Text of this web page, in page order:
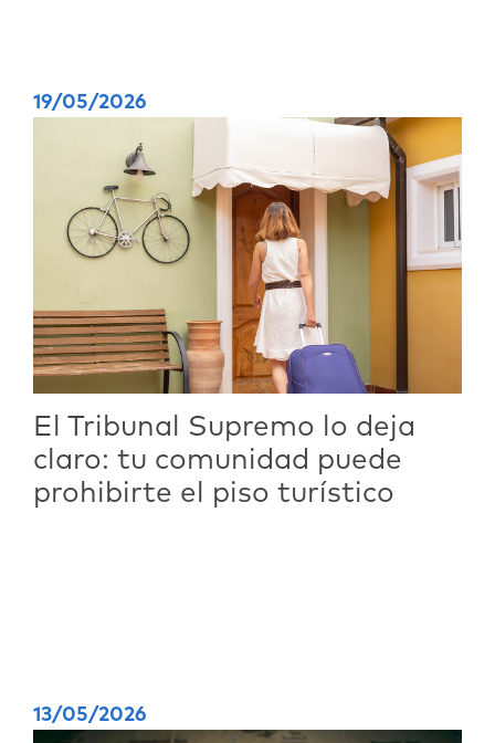
19/05/2026
El Tribunal Supremo lo deja
claro: tu comunidad puede
prohibirte el piso turístico
13/05/2026